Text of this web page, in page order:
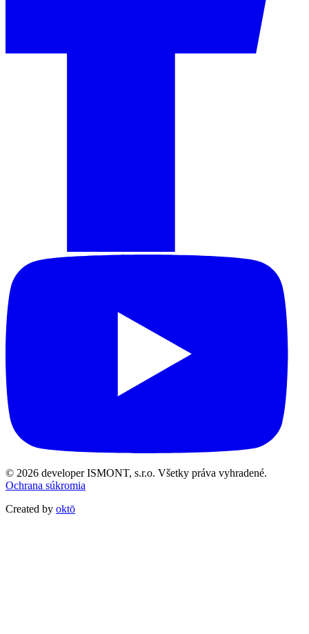
© 2026 developer ISMONT, s.r.o. Všetky práva vyhradené.
Ochrana súkromia
Created by oktō